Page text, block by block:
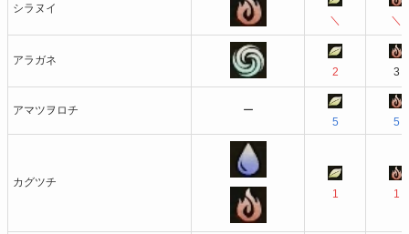
シラヌイ
＼
＼
アラガネ
2
3
アマツヲロチ
ー
5
5
カグツチ
1
1